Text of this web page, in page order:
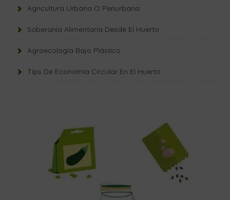
Agricultura Urbana O Periurbana
Soberanía Alimentaria Desde El Huerto
Agroecología Bajo Plástico
Tips De Economía Circular En El Huerto